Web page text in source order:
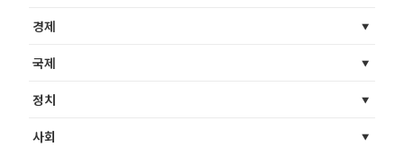
경제
국제
정치
사회